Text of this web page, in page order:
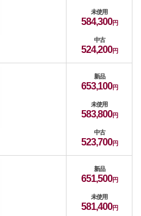
未使用
584,300
中古
524,200
新品
653,100
未使用
583,800
中古
523,700
新品
651,500
未使用
581,400